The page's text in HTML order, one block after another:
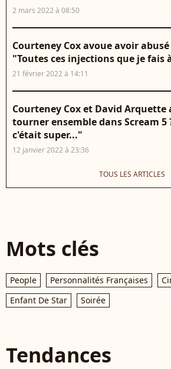
2 mars 2022 à 08:50
Courteney Cox avoue avoir
"Toutes ces injections que je fais
21 février 2022 à 14:11
Courteney Cox et David Arquette
tourner ensemble dans Scream 5
c'était super..."
12 janvier 2022 à 23:36
TOUS LES ARTICLES
Mots clés
People Personnalités Françaises
Enfant De Star
Soirée
Tendances